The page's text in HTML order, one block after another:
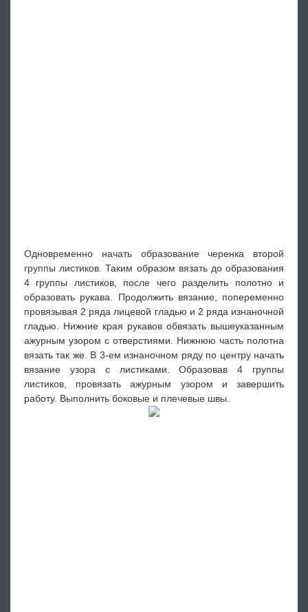
Одновременно начать образование черенка второй
группы листиков. Таким образом вязать до образования
4 группы листиков, после чего разделить полотно и
образовать рукава. Продолжить вязание, попеременно
провязывая 2 ряда лицевой гладью и 2 ряда изнаночной
гладью. Нижние края рукавов обвязать вышеуказанным
ажурным узором с отверстиями. Нижнюю часть полотна
вязать так же. В 3-ем изнаночном ряду по центру начать
вязание узора с листиками. Образовав 4 группы
листиков, провязать ажурным узором и завершить
работу. Выполнить боковые и плечевые швы.